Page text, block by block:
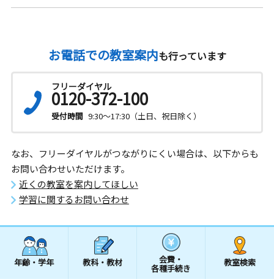
お電話での教室案内も行っています
フリーダイヤル
0120-372-100
受付時間 9:30～17:30（土日、祝日除く）
なお、フリーダイヤルがつながりにくい場合は、以下からも
お問い合わせいただけます。
近くの教室を案内してほしい
学習に関するお問い合わせ
年齢・学年 教科・教材 会費・
各種手続き
教室検索